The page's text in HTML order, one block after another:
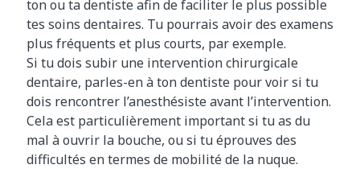
ton ou ta dentiste afin de faciliter le plus possible
tes soins dentaires. Tu pourrais avoir des examens
plus fréquents et plus courts, par exemple.
Si tu dois subir une intervention chirurgicale
dentaire, parles-en à ton dentiste pour voir si tu
dois rencontrer l’anesthésiste avant l’intervention.
Cela est particulièrement important si tu as du
mal à ouvrir la bouche, ou si tu éprouves des
difficultés en termes de mobilité de la nuque.